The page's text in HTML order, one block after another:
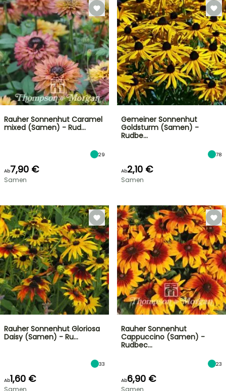
Rauher Sonnenhut Caramel
mixed (Samen) - Rud…
29
Ab7,90 €
Samen
Gemeiner Sonnenhut
Goldsturm (Samen) -
Rudbe…
78
Ab2,10 €
Samen
Rauher Sonnenhut Gloriosa
Daisy (Samen) - Ru…
33
Ab1,60 €
Samen
Rauher Sonnenhut
Cappuccino (Samen) -
Rudbec…
23
Ab6,90 €
Samen